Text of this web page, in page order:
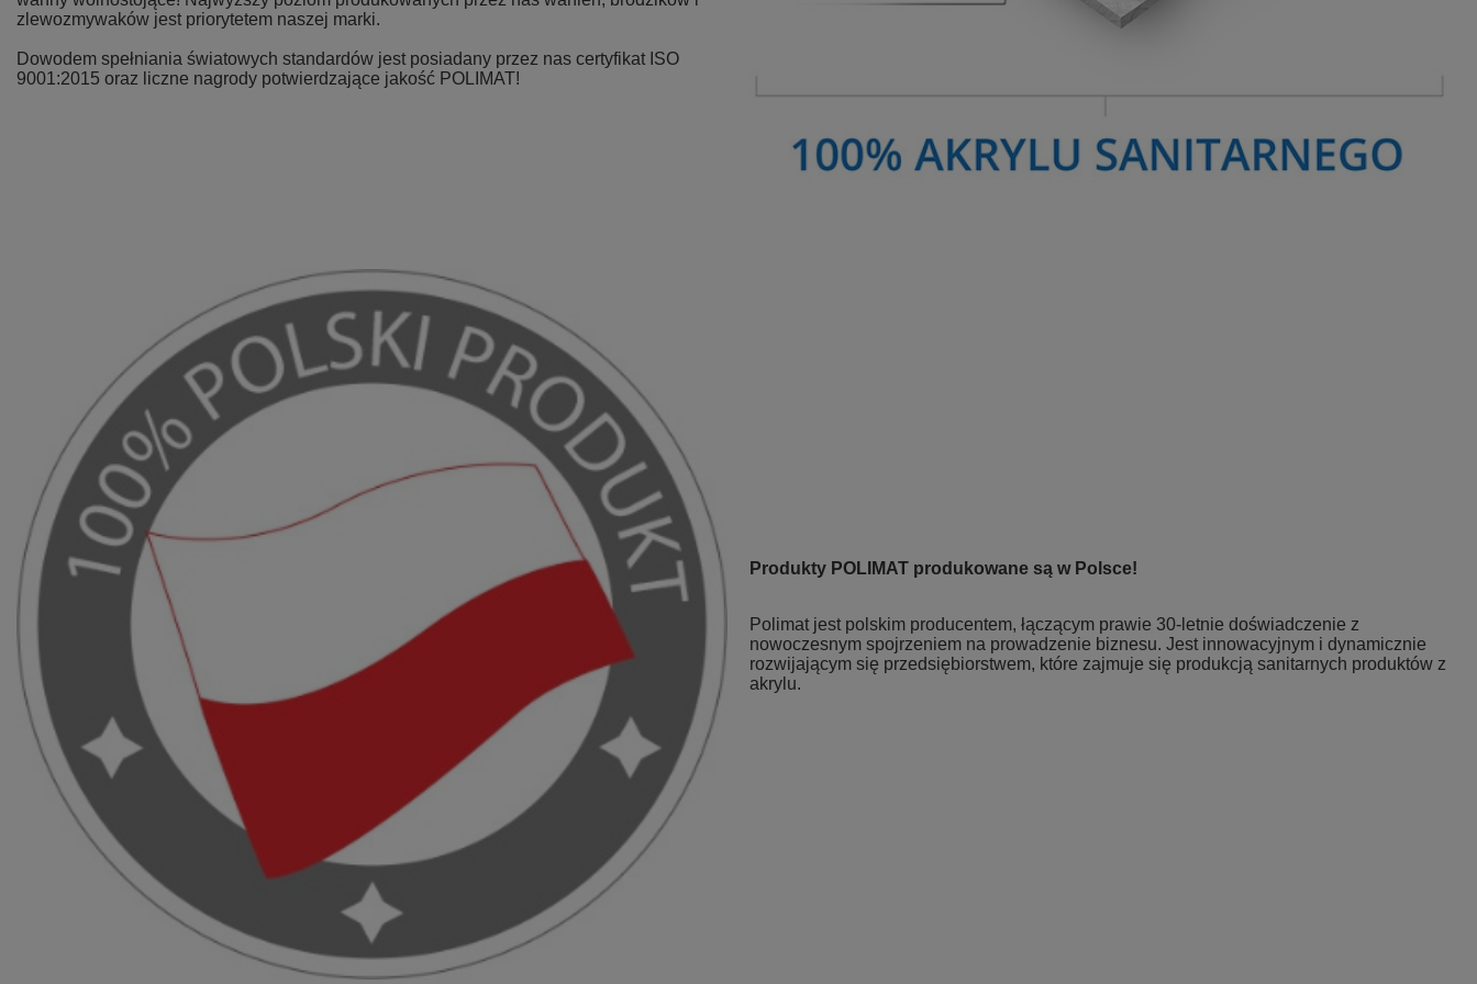
zlewozmywaków jest priorytetem naszej marki.
Dowodem spełniania światowych standardów jest posiadany przez nas certyfikat ISO
9001:2015 oraz liczne nagrody potwierdzające jakość POLIMAT!
Produkty POLIMAT produkowane są w Polsce!
Polimat jest polskim producentem, łączącym prawie 30-letnie doświadczenie z
nowoczesnym spojrzeniem na prowadzenie biznesu. Jest innowacyjnym i dynamicznie
rozwijającym się przedsiębiorstwem, które zajmuje się produkcją sanitarnych produktów z
akrylu.